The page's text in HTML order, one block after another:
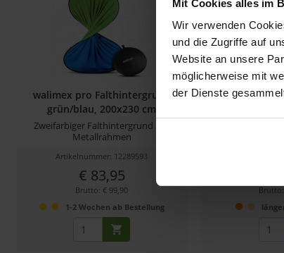
Mit Cookies alles im
Wir verwenden
und die Zugriffe auf
Website an unsere
möglicherweise mit
der Dienste
walimex pro Falthintergrund
grün/blau, 200x230 cm
Zweifarbiger Falthintergrund mit
Metallrahmen
Artikelnummer: 12289593
€ 83,95
Brutto: € 99,90
1-2 Wochen ab Bestellung
walimex pro